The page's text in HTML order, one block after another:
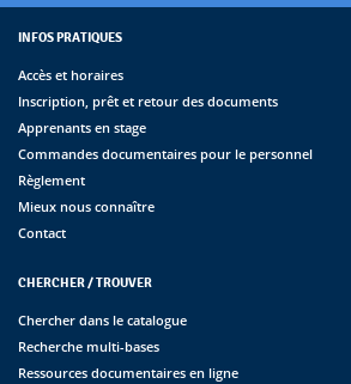
INFOS PRATIQUES
Accès et horaires
Inscription, prêt et retour des documents
Apprenants en stage
Commandes documentaires pour le personnel
Règlement
Mieux nous connaître
Contact
CHERCHER / TROUVER
Chercher dans le catalogue
Recherche multi-bases
Ressources documentaires en ligne